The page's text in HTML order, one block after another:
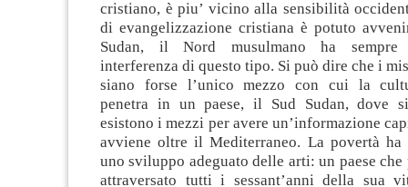
cristiano, è piu’ vicino alla sensibilità
di evangelizzazione cristiana è potuto
Sudan, il Nord musulmano ha
interferenza di questo tipo. Si può dire che i
siano forse l’unico mezzo con cui la
penetra in un paese, il Sud Sudan, dove
esistono i mezzi per avere un’informazione
avviene oltre il Mediterraneo. La povertà ha
uno sviluppo adeguato delle arti: un paese che
attraversato tutti i sessant’anni della sua